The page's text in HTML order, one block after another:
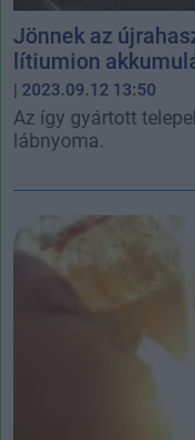
Jönnek az
lítiumion
| 2023.09.12 13:50
Az így gyártott
lábnyoma.